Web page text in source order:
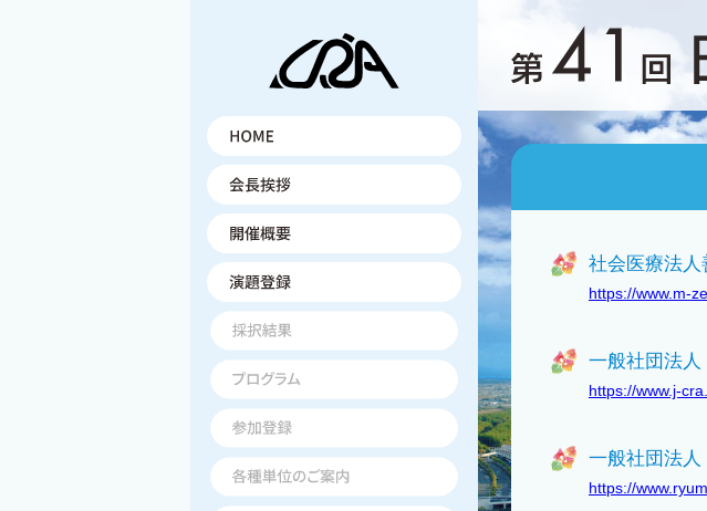
社会医療法
https://www.m-
一般社団法
https://www.j-
一般社団法
https://